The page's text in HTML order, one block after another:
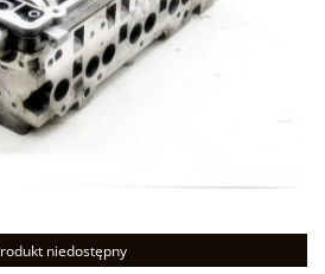
niedostępny